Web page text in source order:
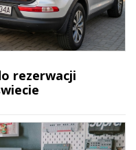
rezerwacji